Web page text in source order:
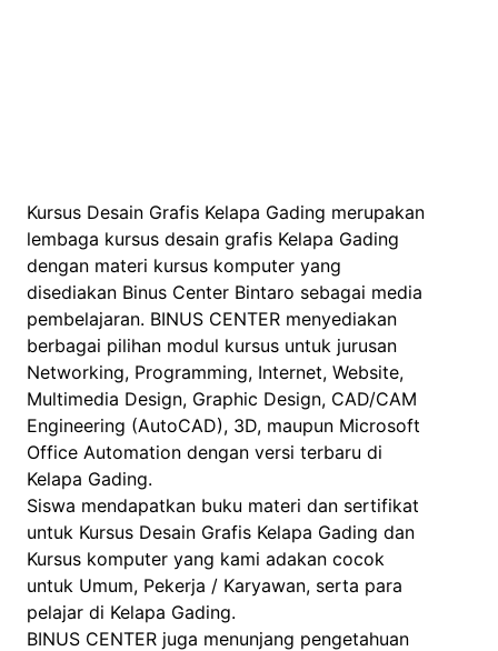
Kursus Desain Grafis Kelapa Gading merupakan
lembaga kursus desain grafis Kelapa Gading
dengan materi kursus komputer yang
disediakan Binus Center Bintaro sebagai media
pembelajaran. BINUS CENTER menyediakan
berbagai pilihan modul kursus untuk jurusan
Networking, Programming, Internet, Website,
Multimedia Design, Graphic Design, CAD/CAM
Engineering (AutoCAD), 3D, maupun Microsoft
Office Automation dengan versi terbaru di
Kelapa Gading.
Siswa mendapatkan buku materi dan sertifikat
untuk Kursus Desain Grafis Kelapa Gading dan
Kursus komputer yang kami adakan cocok
untuk Umum, Pekerja / Karyawan, serta para
pelajar di Kelapa Gading.
BINUS CENTER juga menunjang pengetahuan